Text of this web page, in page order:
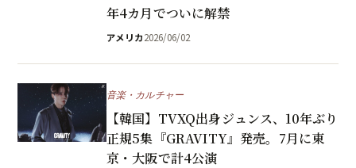
年4カ月でついに解禁
アメリカ2026/06/02
音楽・カルチャー
【韓国】TVXQ出身ジュンス、10年ぶり
正規5集『GRAVITY』発売。7月に東
京・大阪で計4公演